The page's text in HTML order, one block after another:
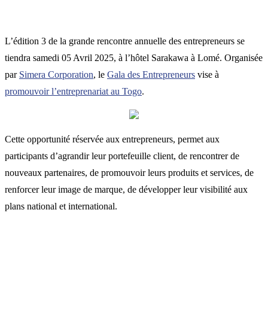
L’édition 3 de la grande rencontre annuelle des entrepreneurs se
tiendra samedi 05 Avril 2025, à l’hôtel Sarakawa à Lomé. Organisée
par Simera Corporation, le Gala des Entrepreneurs vise à
promouvoir l’entreprenariat au Togo.
Cette opportunité réservée aux entrepreneurs, permet aux
participants d’agrandir leur portefeuille client, de rencontrer de
nouveaux partenaires, de promouvoir leurs produits et services, de
renforcer leur image de marque, de développer leur visibilité aux
plans national et international.